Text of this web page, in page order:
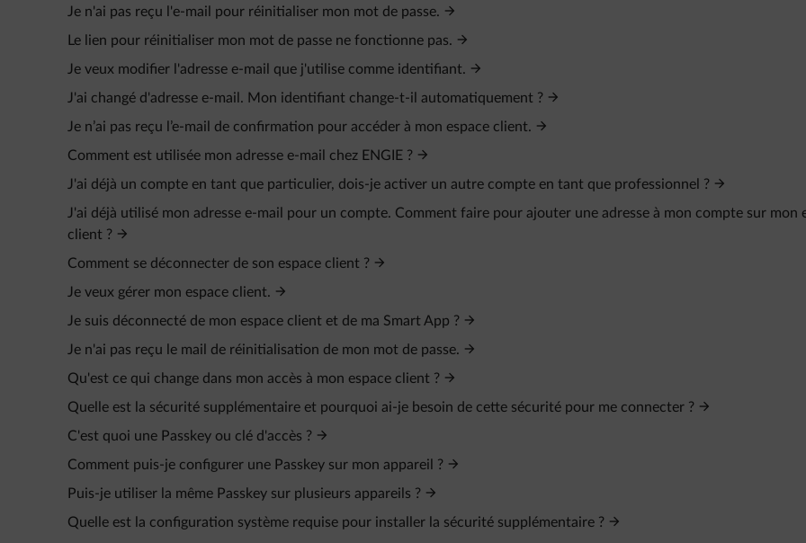
Je n'ai pas reçu l'e-mail pour réinitialiser mon mot de passe.
Le lien pour réinitialiser mon mot de passe ne fonctionne pas.
Je veux modifier l'adresse e-mail que j'utilise comme identifiant.
J'ai changé d'adresse e-mail. Mon identifiant change-t-il automatiquement ?
Je n’ai pas reçu l’e‑mail de confirmation pour accéder à mon espace client.
Comment est utilisée mon adresse e-mail chez ENGIE ?
J'ai déjà un compte en tant que particulier, dois-je activer un autre compte en tant que professionnel ?
J'ai déjà utilisé mon adresse e-mail pour un compte. Comment faire pour ajouter une adresse à mon compte sur mon
client ?
Comment se déconnecter de son espace client ?
Je veux gérer mon espace client.
Je suis déconnecté de mon espace client et de ma Smart App ?
Je n'ai pas reçu le mail de réinitialisation de mon mot de passe.
Qu'est ce qui change dans mon accès à mon espace client ?
Quelle est la sécurité supplémentaire et pourquoi ai-je besoin de cette sécurité pour me connecter ?
C'est quoi une Passkey ou clé d'accès ?
Comment puis-je configurer une Passkey sur mon appareil ?
Puis-je utiliser la même Passkey sur plusieurs appareils ?
Quelle est la configuration système requise pour installer la sécurité supplémentaire ?